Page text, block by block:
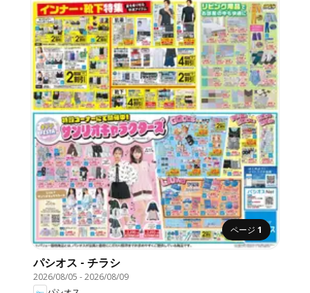
ページ 1
パシオス - チラシ
2026/08/05 -2026/08/09